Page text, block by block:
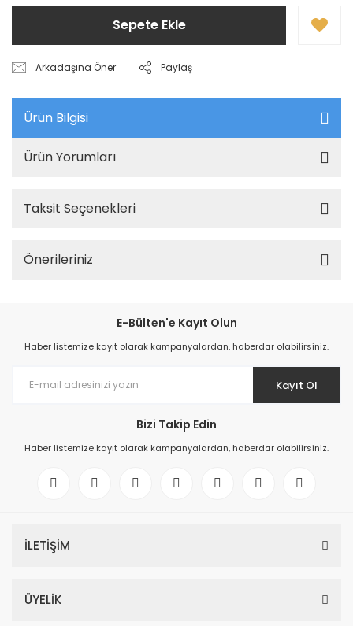
Sepete Ekle
Arkadaşına Öner Paylaş
Ürün Bilgisi
Ürün Yorumları
Taksit Seçenekleri
Önerileriniz
E-Bülten'e Kayıt Olun
Haber listemize kayıt olarak kampanyalardan, haberdar olabilirsiniz.
Kayıt Ol
Bizi Takip Edin
Haber listemize kayıt olarak kampanyalardan, haberdar olabilirsiniz.
İLETİŞİM
ÜYELİK